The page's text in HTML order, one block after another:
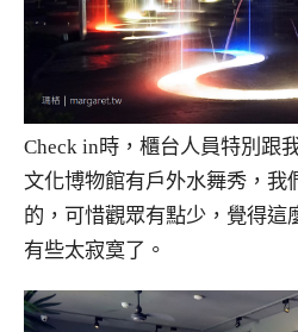
Check in時，櫃台人員特別跟
文化博物館有戶外水舞秀，我
的，可惜觀眾有點少，覺得這
有些太寂寞了。